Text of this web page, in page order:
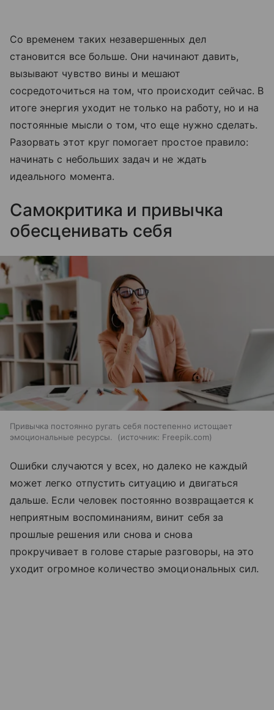
Со временем таких незавершенных дел
становится все больше. Они начинают давить,
вызывают чувство вины и мешают
сосредоточиться на том, что происходит сейчас. В
итоге энергия уходит не только на работу, но и на
постоянные мысли о том, что еще нужно сделать.
Разорвать этот круг помогает простое правило:
начинать с небольших задач и не ждать
идеального момента.
Самокритика и привычка
обесценивать себя
Привычка постоянно ругать себя постепенно истощает
эмоциональные ресурсы.
источник: Freepik.com
Ошибки случаются у всех, но далеко не каждый
может легко отпустить ситуацию и двигаться
дальше. Если человек постоянно возвращается к
неприятным воспоминаниям, винит себя за
прошлые решения или снова и снова
прокручивает в голове старые разговоры, на это
уходит огромное количество эмоциональных сил.